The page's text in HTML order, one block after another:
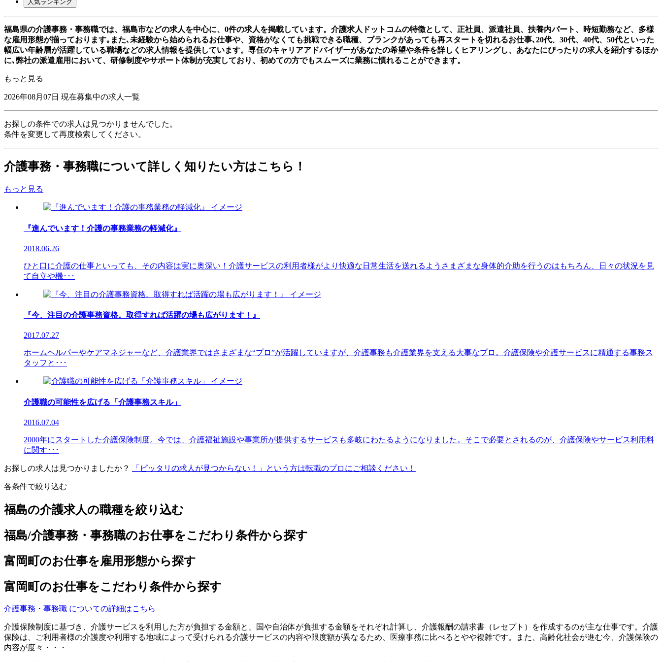
人気ランキング
福島県の介護事務・事務職では、福島市などの求人を中心に、0件の求人を掲載しています。介護求人ドットコムの特徴として、正社員、派遣社員、扶養内パート、時短勤務など、多様
な雇用形態が揃っております｡また､未経験から始められるお仕事や、資格がなくても挑戦できる職種、ブランクがあっても再スタートを切れるお仕事､20代、30代、40代、50代といった
幅広い年齢層が活躍している職場などの求人情報を提供しています。専任のキャリアアドバイザーがあなたの希望や条件を詳しくヒアリングし、あなたにぴったりの求人を紹介するほか
に､弊社の派遣雇用において、研修制度やサポート体制が充実しており、初めての方でもスムーズに業務に慣れることができます。
もっと見る
2026年08月07日 現在募集中の求人一覧
お探しの条件での求人は見つかりませんでした。
条件を変更して再度検索してください。
介護事務・事務職について詳しく知りたい方はこちら！
もっと見る
『進んでいます！介護の事務業務の軽減化』
2018.06.26
ひと口に介護の仕事といっても、その内容は実に奥深い！介護サービスの利用者様がより快適な日常生活を送れるようさまざまな身体的介助を行うのはもちろん、日々の状況を見
て自立や機･･･
『今、注目の介護事務資格。取得すれば活躍の場も広がります！』
2017.07.27
ホームヘルパーやケアマネジャーなど、介護業界ではさまざまな“プロ”が活躍していますが、介護事務も介護業界を支える大事なプロ。介護保険や介護サービスに精通する事務ス
タッフと･･･
介護職の可能性を広げる「介護事務スキル」
2016.07.04
2000年にスタートした介護保険制度。今では、介護福祉施設や事業所が提供するサービスも多岐にわたるようになりました。そこで必要とされるのが、介護保険やサービス利用料
に関す･･･
お探しの求人は見つかりましたか？ 「ピッタリの求人が見つからない！」という方は転職のプロにご相談ください！
各条件で絞り込む
福島の介護求人の職種を絞り込む
福島/介護事務・事務職のお仕事をこだわり条件から探す
富岡町のお仕事を雇用形態から探す
富岡町のお仕事をこだわり条件から探す
介護事務・事務職 についての詳細はこちら
介護保険制度に基づき、介護サービスを利用した方が負担する金額と、国や自治体が負担する金額をそれぞれ計算し、介護報酬の請求書（レセプト）を作成するのが主な仕事です。介護
保険は、ご利用者様の介護度や利用する地域によって受けられる介護サービスの内容や限度額が異なるため、医療事務に比べるとやや複雑です。また、高齢化社会が進む今、介護保険の
内容が度々・・・